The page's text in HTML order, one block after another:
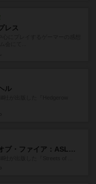
レス
ル
ストリート・オブ・ファイア：ASLデラックスモジュール1